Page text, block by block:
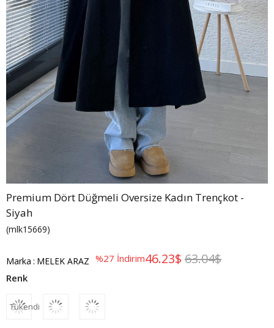
Premium Dört Düğmeli Oversize Kadın Trençkot -
Siyah
(mlk15669)
Marka : MELEK ARAZ %27 İndirim 63.04$
46.23$
Tükendi